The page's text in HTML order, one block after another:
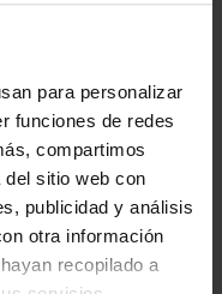
para personalizar
funciones de redes
compartimos
del sitio web con
publicidad y análisis
otra información
recopilado a
ESPAÑOLAS
- GRANADA
73,00 €